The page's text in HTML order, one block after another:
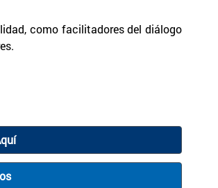
como facilitadores del diálogo